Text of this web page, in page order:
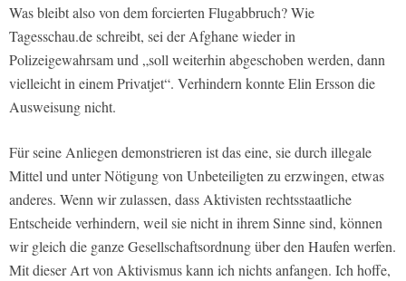
Was bleibt also von dem forcierten Flugabbruch? Wie
Tagesschau.de schreibt, sei der Afghane wieder in
Polizeigewahrsam und „soll weiterhin abgeschoben werden, dann
vielleicht in einem Privatjet“. Verhindern konnte Elin Ersson die
Ausweisung nicht.
Für seine Anliegen demonstrieren ist das eine, sie durch illegale
Mittel und unter Nötigung von Unbeteiligten zu erzwingen, etwas
anderes. Wenn wir zulassen, dass Aktivisten rechtsstaatliche
Entscheide verhindern, weil sie nicht in ihrem Sinne sind, können
wir gleich die ganze Gesellschaftsordnung über den Haufen werfen.
Mit dieser Art von Aktivismus kann ich nichts anfangen. Ich hoffe,